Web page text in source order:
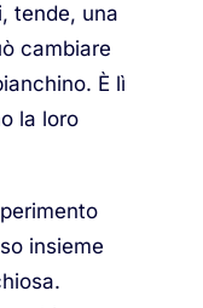
tende, una
cambiare
È lì
la loro
insieme